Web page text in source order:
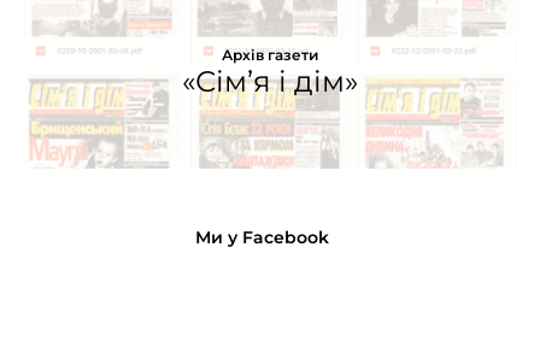
Архів газети
«Сім’я і дім»
Ми у Facebook